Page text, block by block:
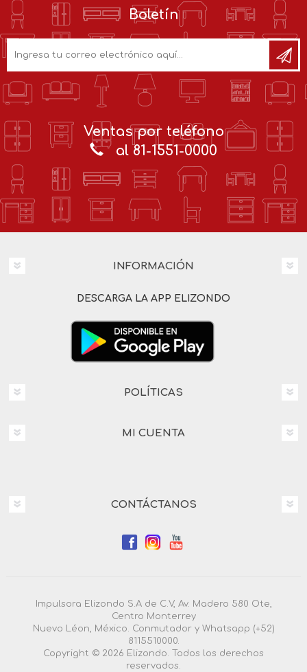
Boletín
Ventas por teléfono
al 81-1551-0000
INFORMACIÓN
DESCARGA LA APP ELIZONDO
POLÍTICAS
MI CUENTA
CONTÁCTANOS
Impulsora Elizondo S.A de C.V, Av. Madero 580 Ote,
Centro Monterrey
Nuevo Léon, México. Conmutador y Whatsapp (+52)
8115510000.
Copyright © 2026 Elizondo. Todos los derechos
reservados.